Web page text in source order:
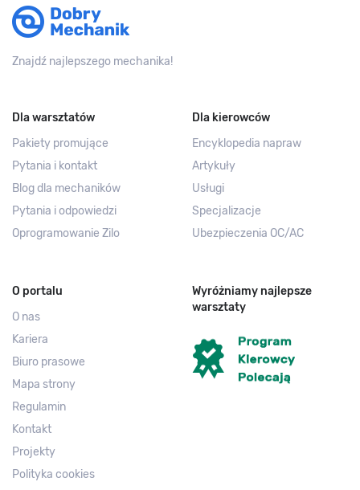
Znajdź najlepszego mechanika!
Dla warsztatów
Pakiety promujące
Pytania i kontakt
Blog dla mechaników
Pytania i odpowiedzi
Oprogramowanie Zilo
Dla kierowców
Encyklopedia napraw
Artykuły
Usługi
Specjalizacje
Ubezpieczenia OC/AC
O portalu
O nas
Kariera
Biuro prasowe
Mapa strony
Regulamin
Kontakt
Projekty
Polityka cookies
Wyróżniamy najlepsze
warsztaty